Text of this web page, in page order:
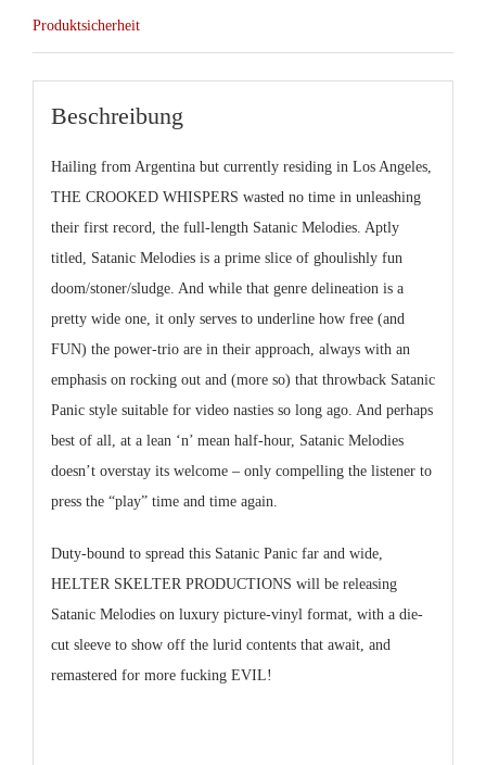
Produktsicherheit
Beschreibung
Hailing from Argentina but currently residing in Los Angeles,
THE CROOKED WHISPERS wasted no time in unleashing
their first record, the full-length Satanic Melodies. Aptly
titled, Satanic Melodies is a prime slice of ghoulishly fun
doom/stoner/sludge. And while that genre delineation is a
pretty wide one, it only serves to underline how free (and
FUN) the power-trio are in their approach, always with an
emphasis on rocking out and (more so) that throwback Satanic
Panic style suitable for video nasties so long ago. And perhaps
best of all, at a lean ‘n’ mean half-hour, Satanic Melodies
doesn’t overstay its welcome – only compelling the listener to
press the “play” time and time again.
Duty-bound to spread this Satanic Panic far and wide,
HELTER SKELTER PRODUCTIONS will be releasing
Satanic Melodies on luxury picture-vinyl format, with a die-
cut sleeve to show off the lurid contents that await, and
remastered for more fucking EVIL!